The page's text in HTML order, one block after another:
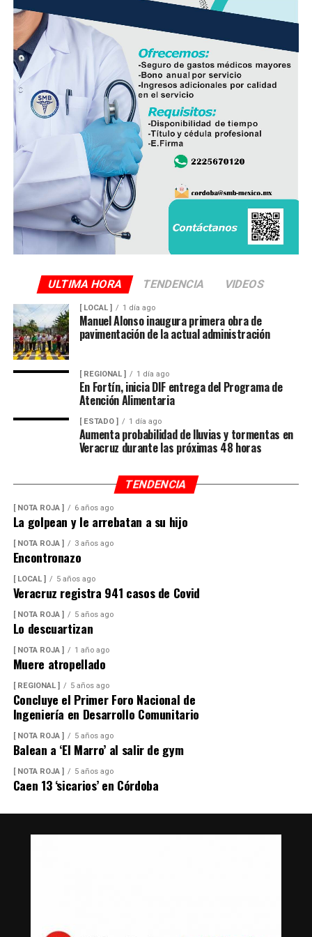
las autoridades responsables de la seguridad pública.
ULTIMA HORA TENDENCIA VIDEOS
[ LOCAL ] 1 día ago
Manuel Alonso inaugura primera obra de
pavimentación de la actual administración
[ REGIONAL ] 1 día ago
En Fortín, inicia DIF entrega del Programa de
Atención Alimentaria
[ ESTADO ] 1 día ago
Aumenta probabilidad de lluvias y tormentas en
Veracruz durante las próximas 48 horas
TENDENCIA
[ NOTA ROJA ] 6 años ago
La golpean y le arrebatan a su hijo
[ NOTA ROJA ] 3 años ago
Encontronazo
[ LOCAL ] 5 años ago
Veracruz registra 941 casos de Covid
[ NOTA ROJA ] 5 años ago
Lo descuartizan
[ NOTA ROJA ] 1 año ago
Muere atropellado
[ REGIONAL ] 5 años ago
Concluye el Primer Foro Nacional de
Ingeniería en Desarrollo Comunitario
[ NOTA ROJA ] 5 años ago
Balean a ‘El Marro’ al salir de gym
[ NOTA ROJA ] 5 años ago
Caen 13 ‘sicarios’ en Córdoba